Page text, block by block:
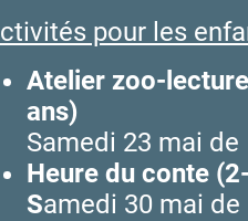
pour les
Atelier zoo-
ans)
Samedi 23 mai de
Heure du conte
Samedi 30 mai de